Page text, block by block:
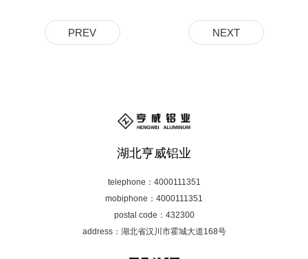
PREV NEXT
湖北亨威铝业
telephone：4000111351
mobiphone：4000111351
postal code：432300
address：湖北省汉川市霍城大道168号